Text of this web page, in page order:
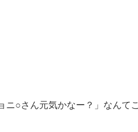
○さん元気かなー？」なんてこ